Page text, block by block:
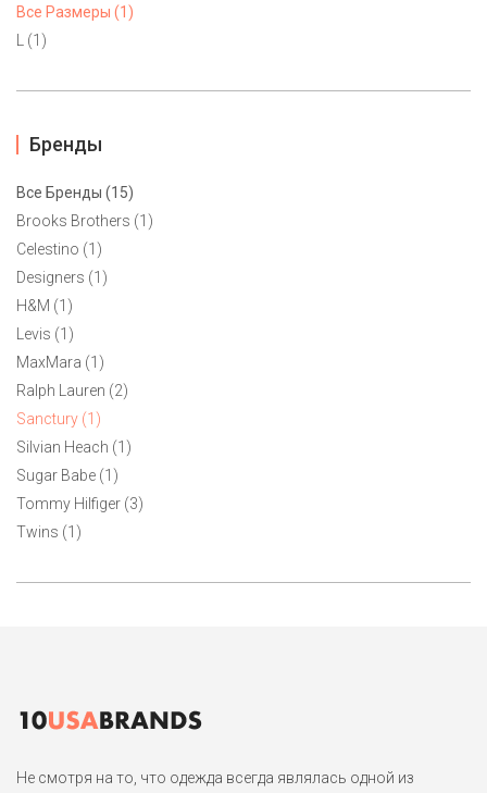
Брюки женские Sanctury М-L(46)
4500 ₽
Легкие летние брючки из дышащего льна от американского
бренда Sanctury. Натуральный дышащий состав. Mаркировка
американская 10-ка маломерит на р. 46.
Все Размеры (1)
L (1)
Бренды
Все Бренды (15)
Brooks Brothers (1)
Celestino (1)
Designers (1)
H&M (1)
Levis (1)
MaxMara (1)
Ralph Lauren (2)
Sanctury (1)
Silvian Heach (1)
Sugar Babe (1)
Tommy Hilfiger (3)
Twins (1)
Не смотря на то, что одежда всегда являлась одной из